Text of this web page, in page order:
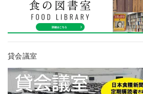
貸会議室